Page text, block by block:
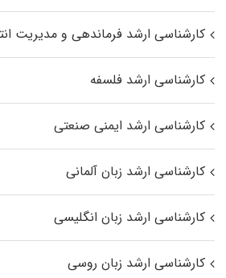
کارشناسی ارشد فرماندهی و مدیریت
کارشناسی ارشد فلسفه
کارشناسی ارشد ایمنی صنعتی
کارشناسی ارشد زبان آلمانی
کارشناسی ارشد زبان انگلیسی
کارشناسی ارشد زبان روسی